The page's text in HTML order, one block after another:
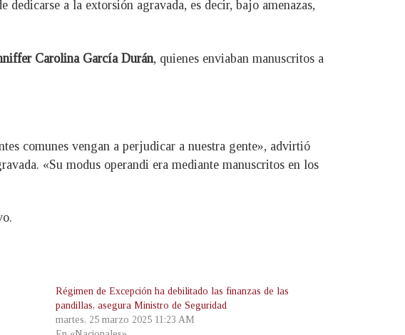
a la extorsión agravada, es decir, bajo amenazas,
Carolina García Durán, quienes enviaban manuscritos a
comunes vengan a perjudicar a nuestra gente», advirtió
«Su modus operandi era mediante manuscritos en los
Régimen de Excepción ha debilitado las finanzas de las
pandillas, asegura Ministro de Seguridad
martes, 25 marzo 2025 11:23 AM